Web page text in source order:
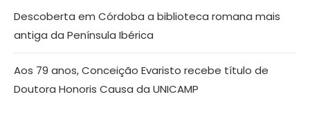
Descoberta em Córdoba a biblioteca romana mais
antiga da Península Ibérica
Aos 79 anos, Conceição Evaristo recebe título de
Doutora Honoris Causa da UNICAMP